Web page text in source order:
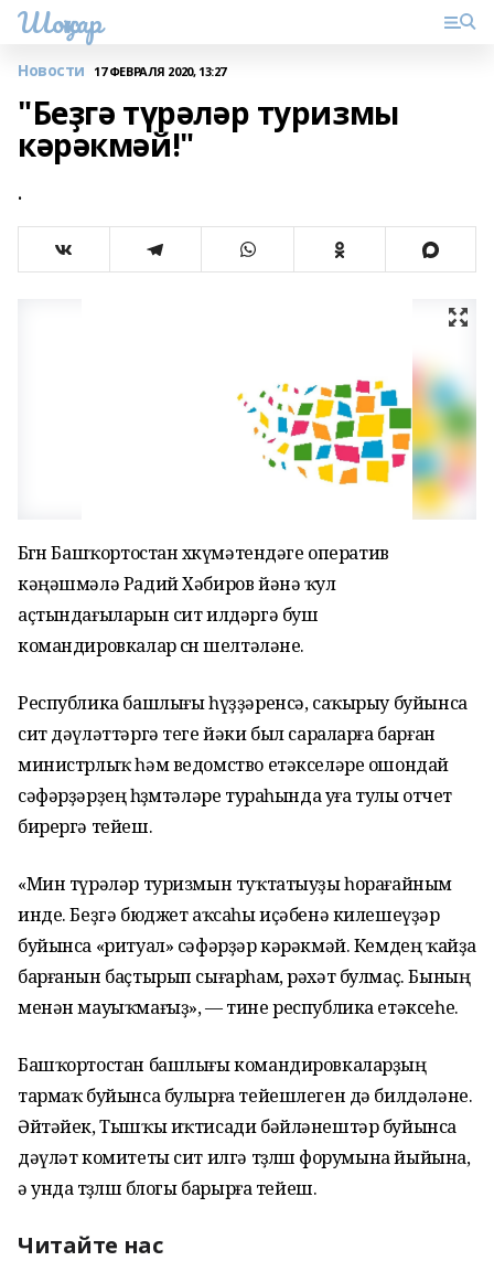
Шоңҡар
Новости 17 ФЕВРАЛЯ 2020, 13:27
"Беҙгә түрәләр туризмы
кәрәкмәй!"
.
Бөгөн Башҡортостан хөкүмәтендәге оператив
кәңәшмәлә Радий Хәбиров йәнә ҡул
аҫтындағыларын сит илдәргә буш
командировкалар өсөн шелтәләне.
Республика башлығы һүҙҙәренсә, саҡырыу буйынса
сит дәүләттәргә теге йәки был сараларға барған
министрлыҡ һәм ведомство етәкселәре ошондай
сәфәрҙәрҙең һөҙөмтәләре тураһында уға тулы отчет
бирергә тейеш.
«Мин түрәләр туризмын туҡтатыуҙы һорағайным
инде. Беҙгә бюджет аҡсаһы иҫәбенә килешеүҙәр
буйынса «ритуал» сәфәрҙәр кәрәкмәй. Кемдең ҡайҙа
барғанын баҫтырып сығарһам, рәхәт булмаҫ. Бының
менән мауыҡмағыҙ», — тине республика етәксеһе.
Башҡортостан башлығы командировкаларҙың
тармаҡ буйынса булырға тейешлеген дә билдәләне.
Әйтәйек, Тышҡы иҡтисади бәйләнештәр буйынса
дәүләт комитеты сит илгә төҙөлөш форумына йыйына,
ә унда төҙөлөш блогы барырға тейеш.
Читайте нас